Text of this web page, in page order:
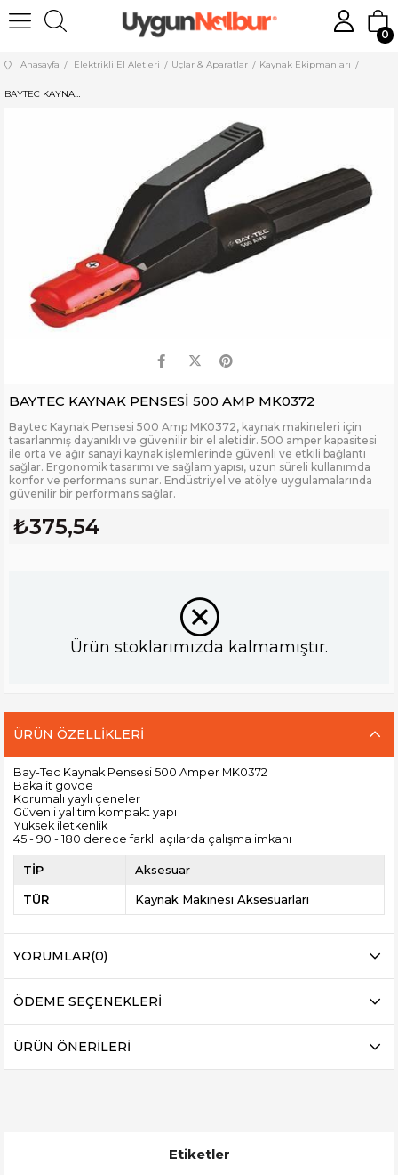
0
Anasayfa Elektrikli El Aletleri Uçlar & Aparatlar Kaynak Ekipmanları
BAYTEC KAYNAK PENSESİ 500 AMP MK0372
BAYTEC KAYNAK PENSESİ 500 AMP MK0372
Baytec Kaynak Pensesi 500 Amp MK0372, kaynak makineleri için
tasarlanmış dayanıklı ve güvenilir bir el aletidir. 500 amper kapasitesi
ile orta ve ağır sanayi kaynak işlemlerinde güvenli ve etkili bağlantı
sağlar. Ergonomik tasarımı ve sağlam yapısı, uzun süreli kullanımda
konfor ve performans sunar. Endüstriyel ve atölye uygulamalarında
güvenilir bir performans sağlar.
₺375,54
Ürün stoklarımızda kalmamıştır.
ÜRÜN ÖZELLIKLERI
Bay-Tec Kaynak Pensesi 500 Amper MK0372
Bakalit gövde
Korumalı yaylı çeneler
Güvenli yalıtım kompakt yapı
Yüksek iletkenlik
45 - 90 - 180 derece farklı açılarda çalışma imkanı
TİP Aksesuar
TÜR Kaynak Makinesi Aksesuarları
YORUMLAR(0)
ÖDEME SEÇENEKLERI
ÜRÜN ÖNERILERI
Etiketler